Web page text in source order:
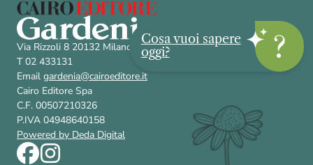
Via Rizzoli 8 20132 Milano (Mi)
T 02 433131
Email gardenia@cairoeditore.it
Cairo Editore Spa
C.F. 00507210326
P.IVA 04948640158
Powered by Deda Digital
Cosa vuoi sapere
oggi?